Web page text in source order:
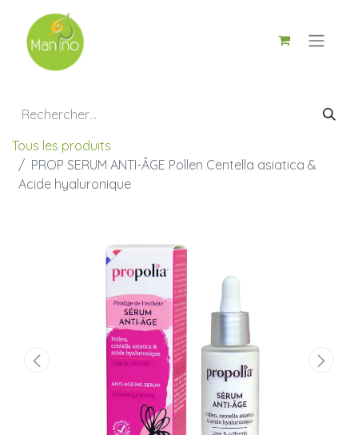
Tous les produits
PROP SERUM ANTI-ÂGE Pollen Centella asiatica &
Acide hyaluronique